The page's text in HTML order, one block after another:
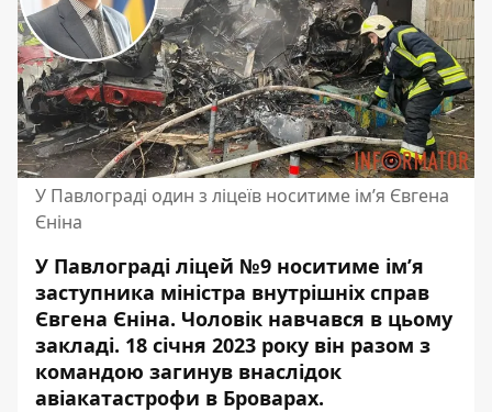
У Павлограді один з ліцеїв носитиме ім’я Євгена
Єніна
У Павлограді ліцей №9 носитиме ім’я
заступника міністра внутрішніх справ
Євгена Єніна. Чоловік навчався в цьому
закладі. 18 січня 2023 року він разом з
командою загинув внаслідок
авіакатастрофи в Броварах.